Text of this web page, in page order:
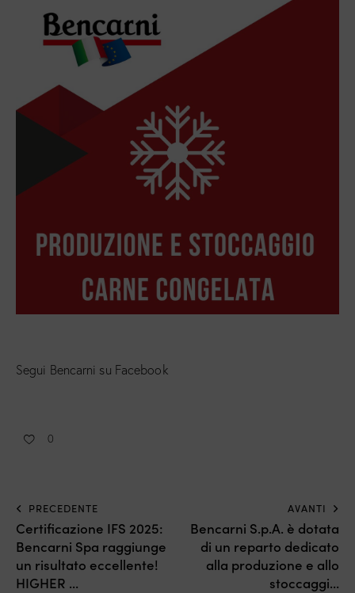
Segui Bencarni su Facebook
0
PRECEDENTE
Certificazione IFS 2025:
Bencarni Spa raggiunge
un risultato eccellente!
HIGHER …
AVANTI
Bencarni S.p.A. è dotata
di un reparto dedicato
alla produzione e allo
stoccaggi…